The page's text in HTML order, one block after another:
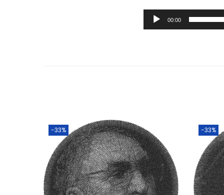
00:00
-33% -33%